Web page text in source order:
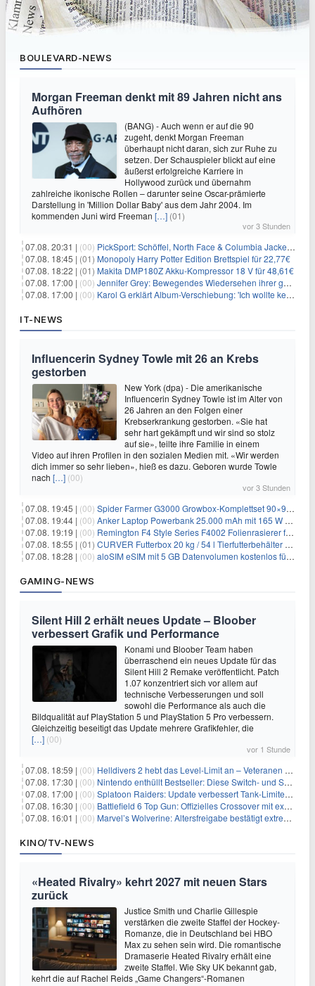
BOULEVARD-NEWS
Morgan Freeman denkt mit 89 Jahren nicht ans
Aufhören
(BANG) - Auch wenn er auf die 90
zugeht, denkt Morgan Freeman
überhaupt nicht daran, sich zur Ruhe zu
setzen. Der Schauspieler blickt auf eine
äußerst erfolgreiche Karriere in
Hollywood zurück und übernahm
zahlreiche ikonische Rollen – darunter seine Oscar-prämierte
Darstellung in 'Million Dollar Baby' aus dem Jahr 2004. Im
kommenden Juni wird Freeman […] (01)
vor 3 Stunden
07.08. 20:31 | (00) PickSport: Schöffel, North Face & Columbia Jacken ab 39,60€
07.08. 18:45 | (01) Monopoly Harry Potter Edition Brettspiel für 22,77€
07.08. 18:22 | (01) Makita DMP180Z Akku-Kompressor 18 V für 48,61€
07.08. 17:00 | (00) Jennifer Grey: Bewegendes Wiedersehen ihrer geschiedenen Eltern kurz vor dem Tod ihrer Mutter
07.08. 17:00 | (00) Karol G erklärt Album-Verschiebung: 'Ich wollte keine persönliche Situation ausnutzen'
IT-NEWS
Influencerin Sydney Towle mit 26 an Krebs
gestorben
New York (dpa) - Die amerikanische
Influencerin Sydney Towle ist im Alter von
26 Jahren an den Folgen einer
Krebserkrankung gestorben. «Sie hat
sehr hart gekämpft und wir sind so stolz
auf sie», teilte ihre Familie in einem
Video auf ihren Profilen in den sozialen Medien mit. «Wir werden
dich immer so sehr lieben», hieß es dazu. Geboren wurde Towle
nach […] (00)
vor 3 Stunden
07.08. 19:45 | (00) Spider Farmer G3000 Growbox-Komplettset 90×90×180 cm für 379,99€
07.08. 19:44 | (00) Anker Laptop Powerbank 25.000 mAh mit 165 W refurbished für 58,39€
07.08. 19:19 | (00) Remington F4 Style Series F4002 Folienrasierer für 18,99€
07.08. 18:55 | (01) CURVER Futterbox 20 kg / 54 l Tierfutterbehälter mit Rollen für 19,99€
07.08. 18:28 | (00) aloSIM eSIM mit 5 GB Datenvolumen kostenlos für Windscribe-Pro-Nutzer
GAMING-NEWS
Silent Hill 2 erhält neues Update – Bloober
verbessert Grafik und Performance
Konami und Bloober Team haben
überraschend ein neues Update für das
Silent Hill 2 Remake veröffentlicht. Patch
1.07 konzentriert sich vor allem auf
technische Verbesserungen und soll
sowohl die Performance als auch die
Bildqualität auf PlayStation 5 und PlayStation 5 Pro verbessern.
Gleichzeitig beseitigt das Update mehrere Grafikfehler, die
[…] (00)
vor 1 Stunde
07.08. 18:59 | (00) Helldivers 2 hebt das Level-Limit an – Veteranen können endlich weiter aufsteigen
07.08. 17:30 | (00) Nintendo enthüllt Bestseller: Diese Switch- und Switch-2-Spiele verkaufen sich am besten
07.08. 17:00 | (00) Splatoon Raiders: Update verbessert Tank-Limiter und behebt Bugs
07.08. 16:30 | (00) Battlefield 6 Top Gun: Offizielles Crossover mit exklusiven Inhalten angekündigt
07.08. 16:01 | (00) Marvel’s Wolverine: Altersfreigabe bestätigt extreme Gewalt und düstere Szenen
KINO/TV-NEWS
«Heated Rivalry» kehrt 2027 mit neuen Stars
zurück
Justice Smith und Charlie Gillespie
verstärken die zweite Staffel der Hockey-
Romanze, die in Deutschland bei HBO
Max zu sehen sein wird. Die romantische
Dramaserie Heated Rivalry erhält eine
zweite Staffel. Wie Sky UK bekannt gab,
kehrt die auf Rachel Reids „Game Changers“-Romanen